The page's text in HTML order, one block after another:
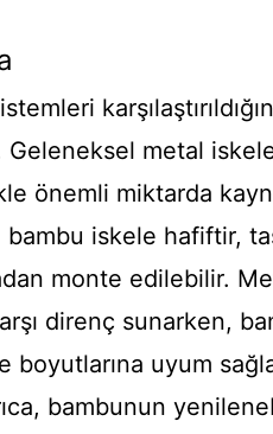
Geleneksel metal
önemli miktarda
iskele hafiftir,
monte edilebilir.
direnç sunarken,
boyutlarına uyum
bambunun